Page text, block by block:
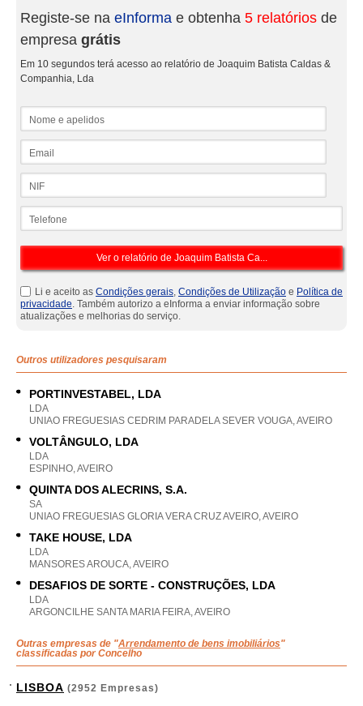
Registe-se na eInforma e obtenha 5 relatórios de
empresa grátis
Em 10 segundos terá acesso ao relatório de Joaquim Batista Caldas &
Companhia, Lda
Li e aceito as Condições gerais, Condições de Utilização e Política de
privacidade. Também autorizo a eInforma a enviar informação sobre
atualizações e melhorias do serviço.
Outros utilizadores pesquisaram
PORTINVESTABEL, LDA
LDA
UNIAO FREGUESIAS CEDRIM PARADELA SEVER VOUGA, AVEIRO
VOLTÂNGULO, LDA
LDA
ESPINHO, AVEIRO
QUINTA DOS ALECRINS, S.A.
SA
UNIAO FREGUESIAS GLORIA VERA CRUZ AVEIRO, AVEIRO
TAKE HOUSE, LDA
LDA
MANSORES AROUCA, AVEIRO
DESAFIOS DE SORTE - CONSTRUÇÕES, LDA
LDA
ARGONCILHE SANTA MARIA FEIRA, AVEIRO
Outras empresas de "Arrendamento de bens imobiliários"
classificadas por Concelho
LISBOA (2952 Empresas)